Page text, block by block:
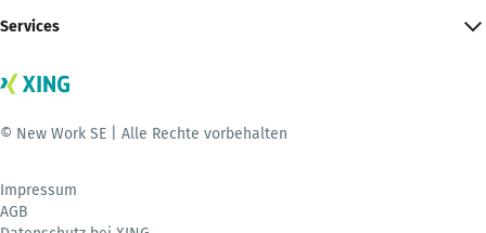
Services
© New Work SE | Alle Rechte vorbehalten
Impressum
AGB